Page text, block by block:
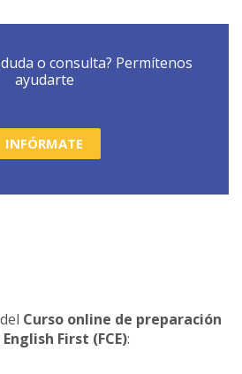
o consulta? Permítenos
ayudarte
INFÓRMATE
Curso online de preparación
First (FCE):